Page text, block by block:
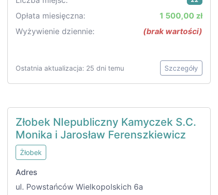
Opłata miesięczna:
1 500,00 zł
Wyżywienie dziennie:
(brak wartości)
Ostatnia aktualizacja: 25 dni temu Szczegóły
Złobek NIepubliczny Kamyczek S.C.
Monika i Jarosław Ferenszkiewicz
Żłobek
Adres
ul. Powstańców Wielkopolskich 6a